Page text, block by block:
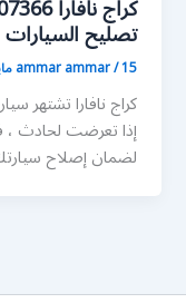
تصليح السيارات
ammar ammar/15 مايو، 2020
كراج نافارا تشتهر
إذا تعرضت لحادث ،
لضمان إصلاح